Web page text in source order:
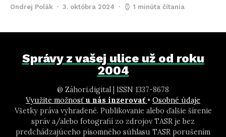
Ondrej Polák 3. októbra 2024 1 minúta čítania
Správy z vašej ulice už od roku
2004
@ Záhori.digital | ISSN 1337-8678
Využite možnosť u nás inzerovať • Osobné údaje
Všetky práva vyhradené. Publikovanie alebo ďalšie šírenie
správ a/alebo fotografií zo zdrojov TASR je bez
predchádzajúceho písomného súhlasu TASR porušením